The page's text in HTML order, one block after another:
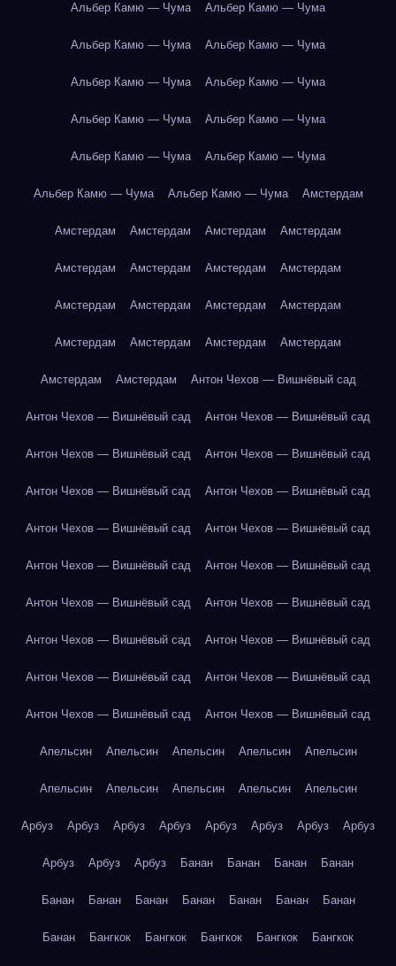
Альбер Камю — Чума Альбер Камю — Чума
Альбер Камю — Чума Альбер Камю — Чума
Альбер Камю — Чума Альбер Камю — Чума
Альбер Камю — Чума Альбер Камю — Чума
Альбер Камю — Чума Альбер Камю — Чума
Альбер Камю — Чума Альбер Камю — Чума Амстердам
Амстердам Амстердам Амстердам Амстердам
Амстердам Амстердам Амстердам Амстердам
Амстердам Амстердам Амстердам Амстердам
Амстердам Амстердам Амстердам Амстердам
Амстердам Амстердам Антон Чехов — Вишнёвый сад
Антон Чехов — Вишнёвый сад Антон Чехов — Вишнёвый сад
Антон Чехов — Вишнёвый сад Антон Чехов — Вишнёвый сад
Антон Чехов — Вишнёвый сад Антон Чехов — Вишнёвый сад
Антон Чехов — Вишнёвый сад Антон Чехов — Вишнёвый сад
Антон Чехов — Вишнёвый сад Антон Чехов — Вишнёвый сад
Антон Чехов — Вишнёвый сад Антон Чехов — Вишнёвый сад
Антон Чехов — Вишнёвый сад Антон Чехов — Вишнёвый сад
Антон Чехов — Вишнёвый сад Антон Чехов — Вишнёвый сад
Антон Чехов — Вишнёвый сад Антон Чехов — Вишнёвый сад
Апельсин Апельсин Апельсин Апельсин Апельсин
Апельсин Апельсин Апельсин Апельсин Апельсин
Арбуз Арбуз Арбуз Арбуз Арбуз Арбуз Арбуз Арбуз
Арбуз Арбуз Арбуз Банан Банан Банан Банан
Банан Банан Банан Банан Банан Банан Банан
Банан Бангкок Бангкок Бангкок Бангкок Бангкок